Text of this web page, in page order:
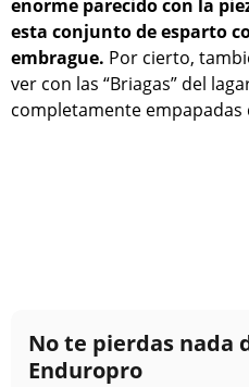
enorme parecido con la
esta conjunto de esparto
embrague. Por cierto,
ver con las “Briagas” del
completamente empapadas
No te pierdas nada
Enduropro